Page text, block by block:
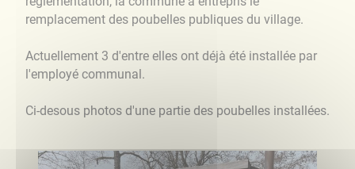
remplacement des poubelles publiques du village.
Actuellement 3 d'entre elles ont déjà été installée par
l'employé communal.
Ci-desous photos d'une partie des poubelles installées.